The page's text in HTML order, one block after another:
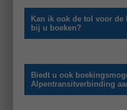
Kan ik ook de tol voor
bij u boeken?
Biedt u ook
Alpentransitverbinding